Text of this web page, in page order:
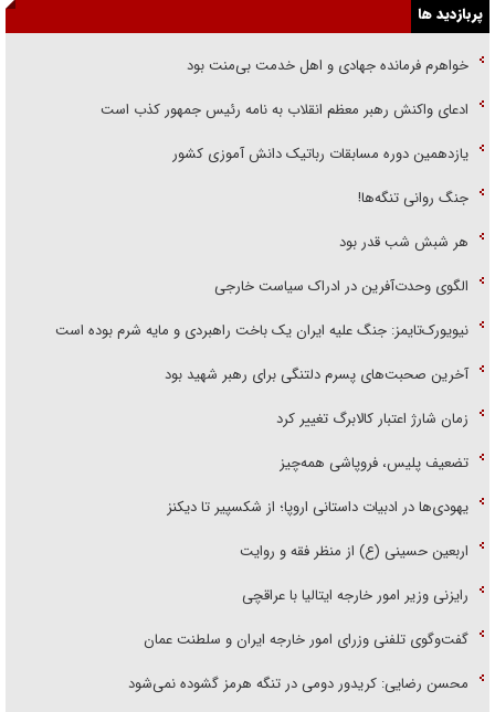
پربازدید ها
خواهرم فرمانده جهادی و اهل خدمت بی‌منت بود
ادعای واکنش رهبر معظم انقلاب به نامه رئیس جمهور کذب است
یازدهمین دوره مسابقات رباتیک دانش آموزی کشور
جنگ روانی تنگه‌ها!
هر شبش شب قدر بود
الگوی وحدت‌آفرین در ادراک سیاست خارجی
نیویورک‌تایمز: جنگ علیه ایران یک باخت راهبردی و مایه شرم بوده است
آخرین صحبت‌های پسرم دلتنگی برای رهبر شهید بود
زمان شارژ اعتبار کالابرگ تغییر کرد
تضعیف پلیس، فروپاشی همه‌چیز
یهودی‌ها در ادبیات داستانی اروپا؛ از شکسپیر تا دیکنز
اربعین حسینی (ع) از منظر فقه و روایت
رایزنی وزیر امور خارجه ایتالیا با عراقچی
گفت‌وگوی تلفنی وزرای امور خارجه ایران و سلطنت عمان
محسن رضایی: کریدور دومی در تنگه هرمز گشوده نمی‌شود